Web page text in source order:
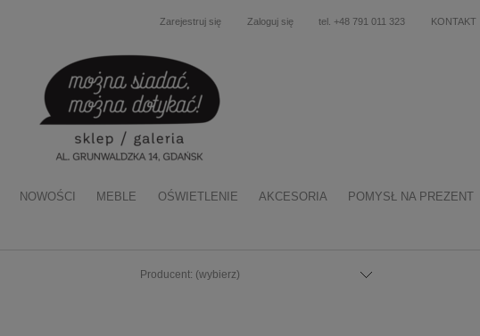
Zarejestruj się Zaloguj się tel. +48 791 011 323 KONTAKT
NOWOŚCI MEBLE OŚWIETLENIE AKCESORIA POMYSŁ NA PREZENT
Producent: (wybierz)